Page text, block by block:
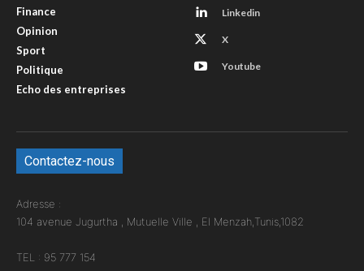
Finance
Opinion
Sport
Politique
Echo des entreprises
Linkedin
X
Youtube
Contactez-nous
Adresse :
104 avenue Jugurtha , Mutuelle Ville , El Menzah,Tunis,1082
TEL : 95 777 154